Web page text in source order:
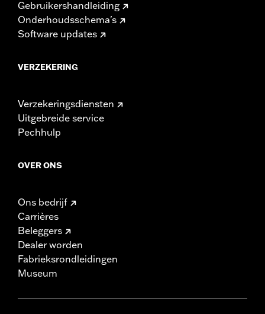
Gebruikershandleiding
Onderhoudsschema's
Software updates
VERZEKERING
Verzekeringsdiensten
Uitgebreide service
Pechhulp
OVER ONS
Ons bedrijf
Carrières
Beleggers
Dealer worden
Fabrieksrondleidingen
Museum